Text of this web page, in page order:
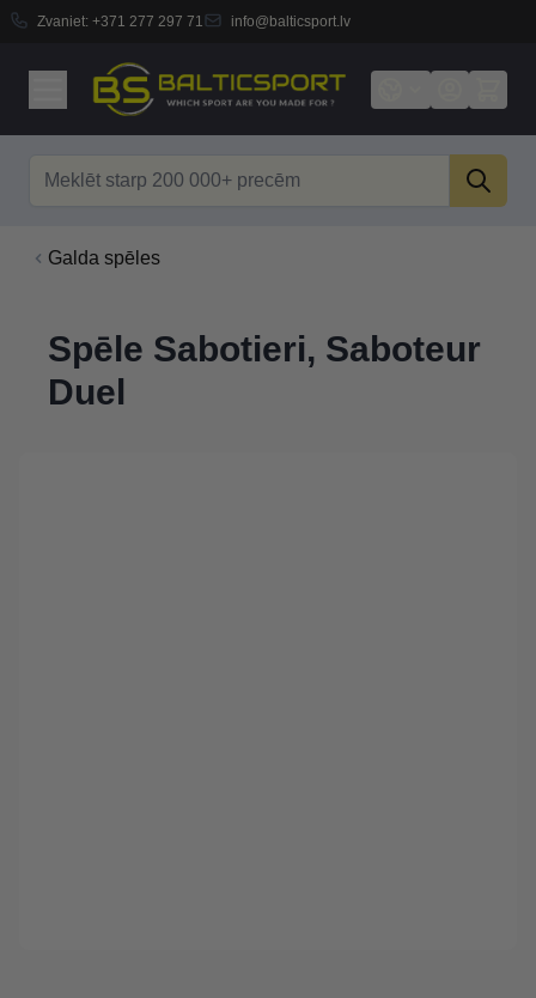
Zvaniet: +371 277 297 71 info@balticsport.lv
Galda spēles
Spēle Sabotieri, Saboteur
Duel